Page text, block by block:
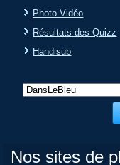
Photo Vidéo
Résultats des Quizz
Handisub
Nos sites de